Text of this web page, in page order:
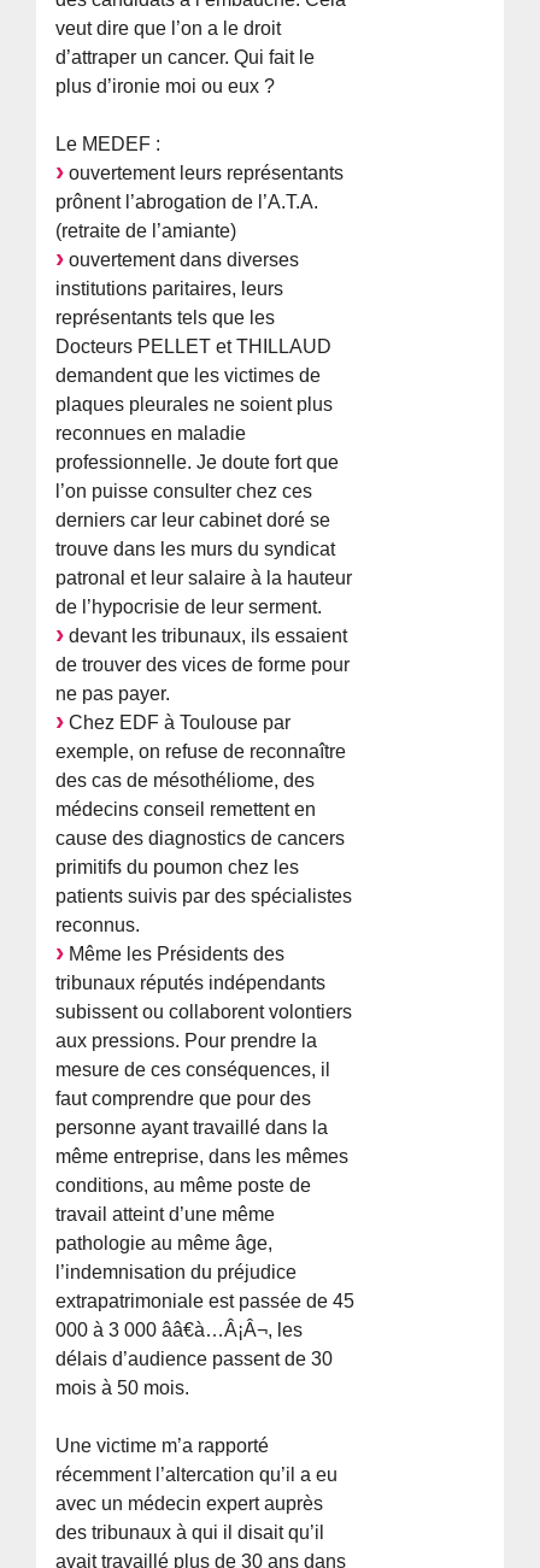
veut dire que l’on a le droit
d’attraper un cancer. Qui fait le
plus d’ironie moi ou eux ?
Le MEDEF :
ouvertement leurs représentants
prônent l’abrogation de l’A.T.A.
(retraite de l’amiante)
ouvertement dans diverses
institutions paritaires, leurs
représentants tels que les
Docteurs PELLET et THILLAUD
demandent que les victimes de
plaques pleurales ne soient plus
reconnues en maladie
professionnelle. Je doute fort que
l’on puisse consulter chez ces
derniers car leur cabinet doré se
trouve dans les murs du syndicat
patronal et leur salaire à la hauteur
de l’hypocrisie de leur serment.
devant les tribunaux, ils essaient
de trouver des vices de forme pour
ne pas payer.
Chez EDF à Toulouse par
exemple, on refuse de reconnaître
des cas de mésothéliome, des
médecins conseil remettent en
cause des diagnostics de cancers
primitifs du poumon chez les
patients suivis par des spécialistes
reconnus.
Même les Présidents des
tribunaux réputés indépendants
subissent ou collaborent volontiers
aux pressions. Pour prendre la
mesure de ces conséquences, il
faut comprendre que pour des
personne ayant travaillé dans la
même entreprise, dans les mêmes
conditions, au même poste de
travail atteint d’une même
pathologie au même âge,
l’indemnisation du préjudice
extrapatrimoniale est passée de 45
000 à 3 000 ââ€à…Â¡Â¬, les
délais d’audience passent de 30
mois à 50 mois.
Une victime m’a rapporté
récemment l’altercation qu’il a eu
avec un médecin expert auprès
des tribunaux à qui il disait qu’il
avait travaillé plus de 30 ans dans